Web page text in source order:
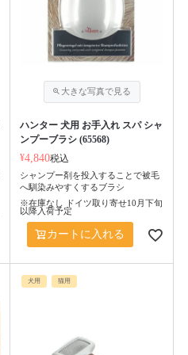
ハンター 犬用 お手入れ スパ シャ
ンプーブラシ (65568)
¥4,840税込
シャンプー剤を投入することで被毛
へ馴染みやすくするブラシ
※在庫なし ドイツ取り寄せ10月下旬
以降入荷予定
カートに入れる
犬用 猫用